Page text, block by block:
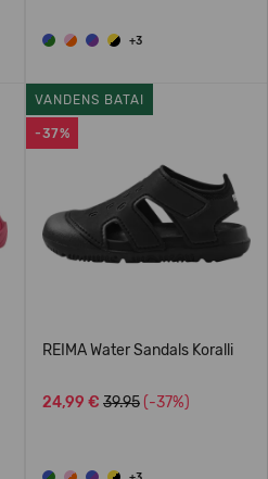
+3
-37%
VANDENS BATAI
REIMA Water Sandals Koralli
24,99 € 39.95 (-37%)